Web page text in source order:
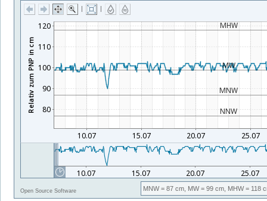
| |
Open Source Software MNW= 87 cm, MW= 99 cm, MHW= 118